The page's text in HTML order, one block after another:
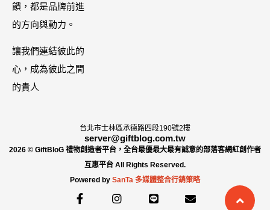
饋，都是品牌前進
的方向與動力。
讓我們連結彼此的
心，成為彼此之間
的貴人
台北市士林區承德路四段190號2樓
server@giftblog.com.tw
2026 © GiftBloG 禮物創造者平台，全台最優最大最有誠意的部落客網紅創作者
互惠平台 All Rights Reserved.
Powered by SanTa 多媒體整合行銷策略